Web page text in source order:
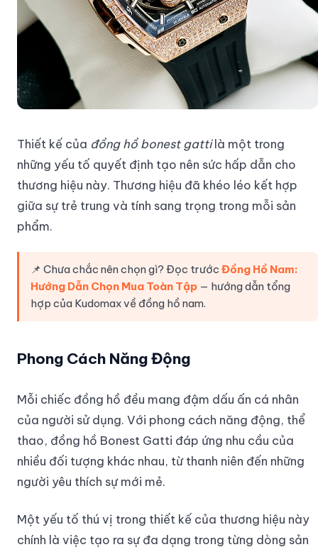
Thiết kế của đồng hồ bonest gattilà một trong
những yếu tố quyết định tạo nên sức hấp dẫn cho
thương hiệu này. Thương hiệu đã khéo léo kết hợp
giữa sự trẻ trung và tính sang trọng trong mỗi sản
phẩm.
📌 Chưa chắc nên chọn gì? Đọc trước Đồng Hồ Nam:
Hướng Dẫn Chọn Mua Toàn Tập — hướng dẫn tổng
hợp của Kudomax về đồng hồ nam.
Phong Cách Năng Động
Mỗi chiếc đồng hồ đều mang đậm dấu ấn cá nhân
của người sử dụng. Với phong cách năng động, thể
thao, đồng hồ Bonest Gatti đáp ứng nhu cầu của
nhiều đối tượng khác nhau, từ thanh niên đến những
người yêu thích sự mới mẻ.
Một yếu tố thú vị trong thiết kế của thương hiệu này
chính là việc tạo ra sự đa dạng trong từng dòng sản